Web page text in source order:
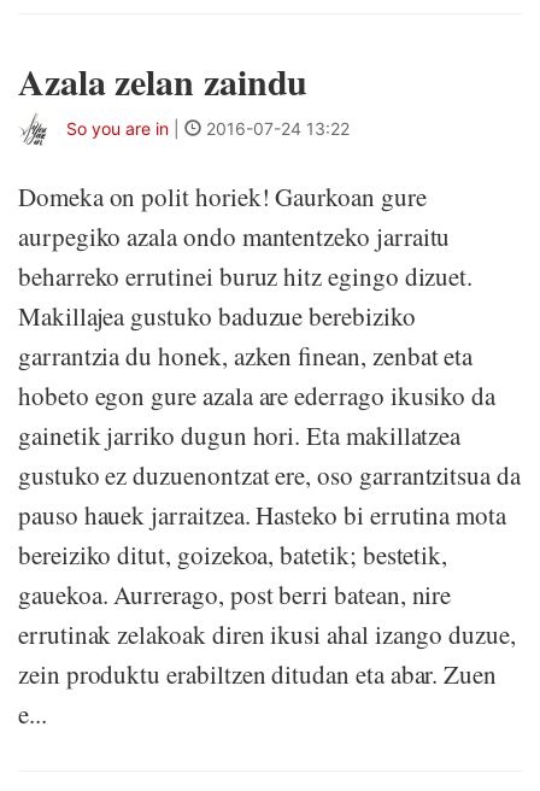
Azala zelan zaindu
So you are in 2016-07-24 13:22
Domeka on polit horiek! Gaurkoan gure
aurpegiko azala ondo mantentzeko jarraitu
beharreko errutinei buruz hitz egingo dizuet.
Makillajea gustuko baduzue berebiziko
garrantzia du honek, azken finean, zenbat eta
hobeto egon gure azala are ederrago ikusiko da
gainetik jarriko dugun hori. Eta makillatzea
gustuko ez duzuenontzat ere, oso garrantzitsua da
pauso hauek jarraitzea. Hasteko bi errutina mota
bereiziko ditut, goizekoa, batetik; bestetik,
gauekoa. Aurrerago, post berri batean, nire
errutinak zelakoak diren ikusi ahal izango duzue,
zein produktu erabiltzen ditudan eta abar. Zuen
e...